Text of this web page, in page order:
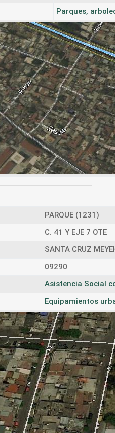
Parques,
PARQUE (1231)
C. 41 Y EJE 7 OTE
SANTA CRUZ
09290
Asistencia Social
Equipamientos